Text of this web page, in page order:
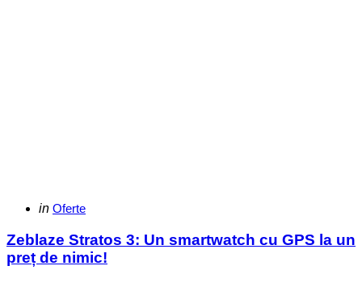
Categories
Posted
in Oferte
Zeblaze Stratos 3: Un smartwatch cu GPS la un
preț de nimic!